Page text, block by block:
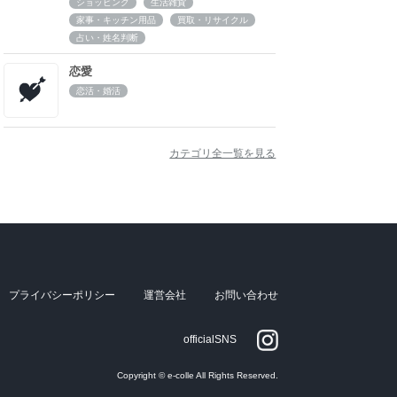
ショッピング
生活雑貨
家事・キッチン用品
買取・リサイクル
占い・姓名判断
恋愛
恋活・婚活
カテゴリ全一覧を見る
プライバシーポリシー 運営会社 お問い合わせ
officialSNS
Copyright © e-colle All Rights Reserved.